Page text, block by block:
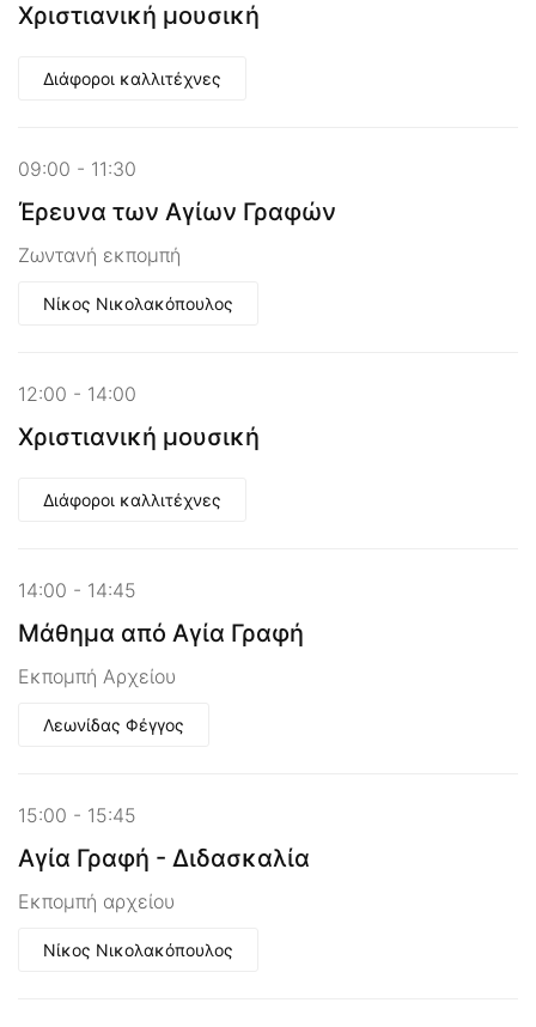
Χριστιανική μουσική
Διάφοροι καλλιτέχνες
09:00 - 11:30
Έρευνα των Αγίων Γραφών
Ζωντανή εκπομπή
Νίκος Νικολακόπουλος
12:00 - 14:00
Χριστιανική μουσική
Διάφοροι καλλιτέχνες
14:00 - 14:45
Μάθημα από Αγία Γραφή
Εκπομπή Αρχείου
Λεωνίδας Φέγγος
15:00 - 15:45
Αγία Γραφή - Διδασκαλία
Εκπομπή αρχείου
Νίκος Νικολακόπουλος